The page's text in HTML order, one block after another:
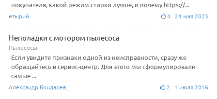
покупателя, какой режим стирки лучше, и почему https://...
етырий 4 24 мая 2023
Неполадки с мотором пылесоса
Пылесосы
Если увидите признаки одной из неисправности, сразу же
обращайтесь в сервис-центр. Для этого мы сформулировали
самые ...
Александр Бондарев_ 2 1 июля 2016